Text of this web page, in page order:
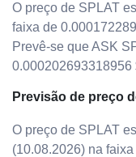
O preço de SPLAT
faixa de
Prevê-se que ASK
0.000202693318956
Previsão de preço
O preço de SPLAT
(10.08.2026) na